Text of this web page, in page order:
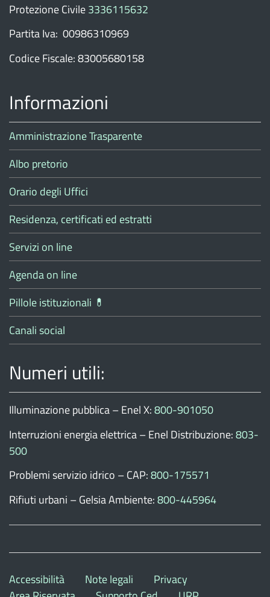
Protezione Civile3336115632
Partita Iva: 00986310969
Codice Fiscale: 83005680158
Informazioni
Amministrazione Trasparente
Albo pretorio
Orario degli Uffici
Residenza, certificati ed estratti
Servizi on line
Agenda on line
Pillole istituzionali 💊
Canali social
Numeri utili:
Illuminazione pubblica – Enel X:800-901050
Interruzioni energia elettrica – Enel Distribuzione:803-
500
Problemi servizio idrico – CAP:800-175571
Rifiuti urbani – Gelsia Ambiente:800-445964
Accessibilità Note legali
Privacy